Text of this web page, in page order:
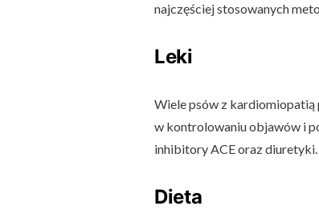
najczęściej stosowanych
Leki
Wiele psów z kardiomiopatią
w kontrolowaniu objawów i
inhibitory ACE oraz diuretyki.
Dieta